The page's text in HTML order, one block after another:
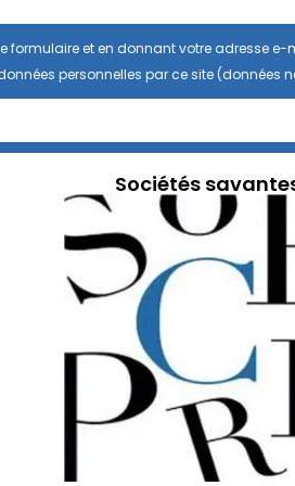
formulaire et en donnant votre adresse
personnelles par ce site
Sociétés